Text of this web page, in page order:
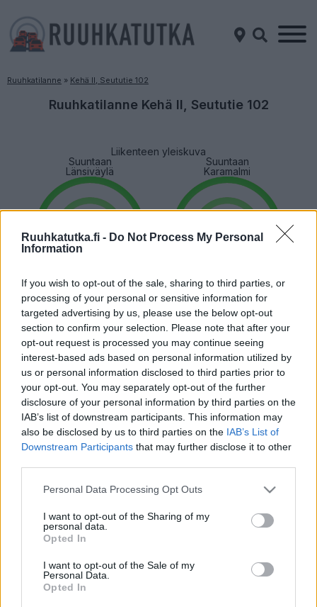
Ruuhkatutka.fi - Do Not Process My Personal
Information
If you wish to opt-out of the sale, sharing to third parties, or
processing of your personal or sensitive information for
targeted advertising by us, please use the below opt-out
section to confirm your selection. Please note that after your
opt-out request is processed you may continue seeing
interest-based ads based on personal information utilized by
us or personal information disclosed to third parties prior to
your opt-out. You may separately opt-out of the further
disclosure of your personal information by third parties on the
IAB’s list of downstream participants. This information may
also be disclosed by us to third parties on the IAB’s List of
Downstream Participants that may further disclose it to other
Please note that this website/app uses one or more Google
not limited to your visit or usage behaviour. You may click to
grant or deny consent to Google and its third-party tags to
use your data for below specified purposes in below Google
consent section.
Personal Data Processing Opt Outs
I want to opt-out of the Sharing of my
personal data.
Opted In
I want to opt-out of the Sale of my
Personal Data.
Opted In
Ruuhkatilanne » Kehä II, Seututie 102
Ruuhkatilanne Kehä II, Seututie 102
Liikenteen yleiskuva
Suuntaan
Länsiväylä
Liikenne sujuvaa
Keskinopeus
76 km/h
Liikennemäärä
1776 kpl/h(+115 kpl/h)
Suuntaan
Karamalmi
Liikenne sujuvaa
Keskinopeus
79 km/h(+2 km/h)
Liikennemäärä
1376 kpl/h (-231 kpl/h)
Yleiskuva on keskimääräinen liikennetilanne tien kaikilta
mittauspisteiltä
Tien mittauspisteet
Suuntaan
Länsiväylä
Espoo, Olarinluoma
Karamalmi
Sujuvaa Sujuvaa
Suuntaan
Länsiväylä